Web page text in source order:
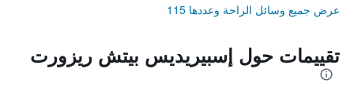
عرض جميع وسائل الراحة وعددها 115
تقييمات حول إسبيريديس بيتش ريزورت